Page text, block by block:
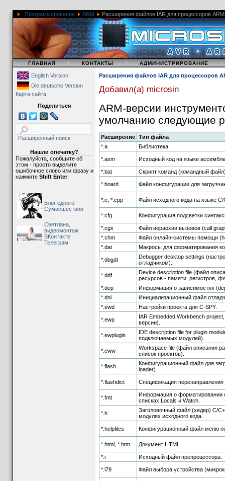
Программирование ARM Расширения файлов IAR для процессоров ARM
| ГЛАВНАЯ | КОНТАКТЫ | АДМИНИСТРИРОВАНИЕ |
English Version
Die deutsche Version
Карта сайта
Поделиться
Расширенный поиск
Нашли опечатку?
Пожалуйста, сообщите об
этом - просто выделите
ошибочное слово или фразу и
нажмите Shift Enter.
Блог одного
Сумасшествия
Светлана,
видеомонтаж
ВКонтакте
Телеграм
Расширения файлов IAR для процессоров
Добавил(а) microsin
ARM-версии
умолчанию следующие
Расширение
Тип файла
*.a
Библиотека.
*.asm Исходный код на языке
*.bat Скрипт команд (командный
*.board Файл конфигурации для
*.c, *.cpp Файл исходного кода на языке C/
*.cfg Конфигурация подсветки
*.cgx
Файл иерархии вызовов (call
*.chm
Файл онлайн-системы помощи
*.dat
Макросы для форматирования
*.dbgdt
Debugger desktop settings
отладчиком).
*.ddf
Device description file (файл
ресурсов - памяти, регистров,
*.dep
Информация о зависимостях
*.dni
Инициализационный файл
*.ewd
Настройки проекта для C-SPY.
*.ewp
IAR Embedded Workbench
версии).
*.ewplugin
IDE description file for plugin
подключаемых модулей).
*.eww
Workspace file (файл описания
список проектов).
*.flash
Конфигурационный файл для
loader).
*.flashdict Спецификация перенаправления
*.fmt
Информация о форматировании
списках Locals и Watch.
*.h
Заголовочный файл (хедер) C/
модулях исходного кода.
*.helpfiles Конфигурационный файл меню
*.html, *.htm Документ HTML.
*.i Исходный файл препроцессора.
*.i79 Файл выбора устройства